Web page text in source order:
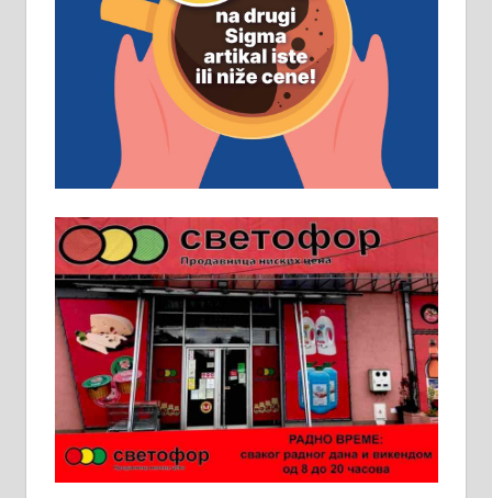
Рудник и флотација Рудник
д.о.о. Рудник запошљава 20
помоћника рудара. Услови:
Основна школа, пожељно радно
искуство на истим и сличним
пословима, али не и неопходан
услов. Обезбеђен смештај,
превоз, исхрана. 032/57-41-122 –
локал 22
Пружам услуге завршних радова
у грађевини, хидроизолације и
молерских радова. 061/25-28-058
Ало таксију потребан возач са Б
категоријом. 064/02-85-511
Потребна два радника за рад на
стоваришту „Липа промет” у
Алексинцу. За више